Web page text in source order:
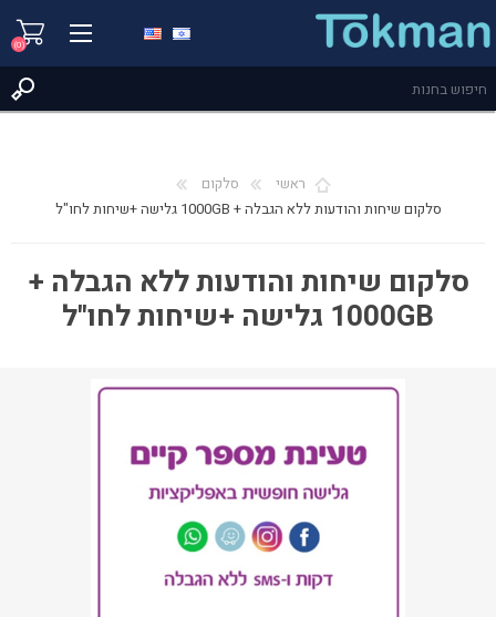
(0)
ראשי
סלקום
סלקום שיחות והודעות ללא הגבלה + 1000GB גלישה +שיחות לחו"ל
סלקום שיחות והודעות ללא הגבלה +
1000GB גלישה +שיחות לחו"ל